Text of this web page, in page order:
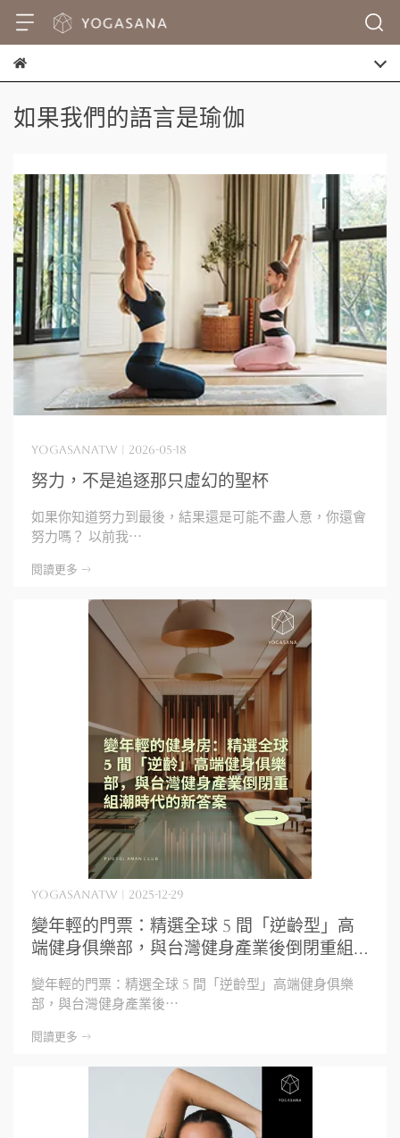
如果我們的語言是瑜伽
努力，不是追逐那只虛幻的聖杯
yogasanatw | 2026-05-18
如果你知道努力到最後，結果還是可能不盡人意，你還會
努力嗎？ 以前我⋯
閱讀更多 ->
變年輕的門票：精選全球 5 間「逆齡型」高
端健身俱樂部，與台灣健身產業後倒閉重組
yogasanatw | 2025-12-29
變年輕的門票：精選全球 5 間「逆齡型」高端健身俱樂
部，與台灣健身產業後⋯
閱讀更多 ->